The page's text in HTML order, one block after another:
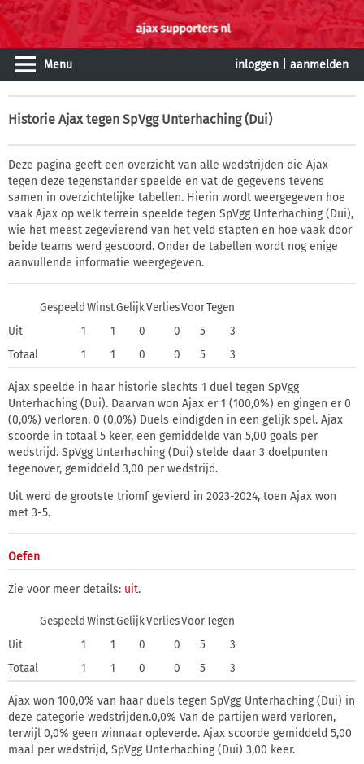
Menu inloggen aanmelden
Historie Ajax tegen SpVgg Unterhaching (Dui)
Deze pagina geeft een overzicht van alle wedstrijden die Ajax
tegen deze tegenstander speelde en vat de gegevens tevens
samen in overzichtelijke tabellen. Hierin wordt weergegeven hoe
vaak Ajax op welk terrein speelde tegen SpVgg Unterhaching (Dui),
wie het meest zegevierend van het veld stapten en hoe vaak door
beide teams werd gescoord. Onder de tabellen wordt nog enige
aanvullende informatie weergegeven.
Gespeeld WinstGelijkVerliesVoorTegen
Uit
1 1 0 0 5
3
Totaal
1 1 0 0 5 3
Ajax speelde in haar historie slechts 1 duel tegen SpVgg
Unterhaching (Dui). Daarvan won Ajax er 1 (100,0%) en gingen er 0
(0,0%) verloren. 0 (0,0%) Duels eindigden in een gelijk spel. Ajax
scoorde in totaal 5 keer, een gemiddelde van 5,00 goals per
wedstrijd. SpVgg Unterhaching (Dui) stelde daar 3 doelpunten
tegenover, gemiddeld 3,00 per wedstrijd.
Uit werd de grootste triomf gevierd in 2023-2024, toen Ajax won
met 3-5.
Oefen
Zie voor meer details: uit.
Gespeeld WinstGelijkVerliesVoorTegen
Uit
1 1 0 0 5
3
Totaal
1 1 0 0 5 3
Ajax won 100,0% van haar duels tegen SpVgg Unterhaching (Dui) in
deze categorie wedstrijden.0,0% Van de partijen werd verloren,
terwijl 0,0% geen winnaar opleverde. Ajax scoorde gemiddeld 5,00
maal per wedstrijd, SpVgg Unterhaching (Dui) 3,00 keer.